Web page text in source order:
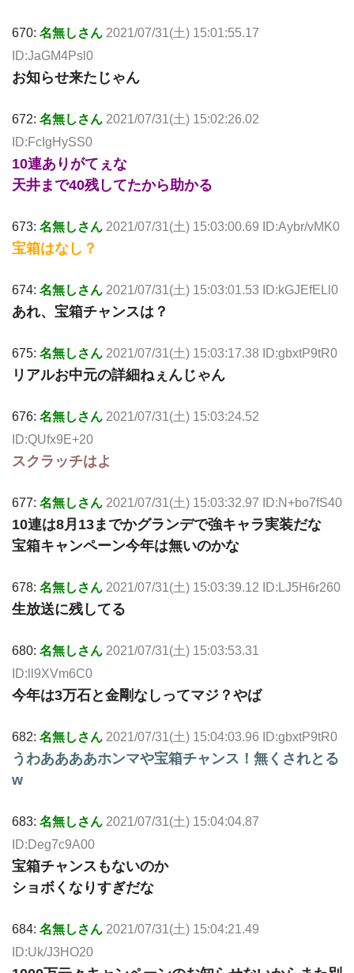
670: 名無しさん 2021/07/31(土) 15:01:55.17
ID:JaGM4Psl0
お知らせ来たじゃん
672: 名無しさん 2021/07/31(土) 15:02:26.02
ID:FcIgHySS0
10連ありがてぇな
天井まで40残してたから助かる
673: 名無しさん 2021/07/31(土) 15:03:00.69 ID:Aybr/vMK0
宝箱はなし？
674: 名無しさん 2021/07/31(土) 15:03:01.53 ID:kGJEfELl0
あれ、宝箱チャンスは？
675: 名無しさん 2021/07/31(土) 15:03:17.38 ID:gbxtP9tR0
リアルお中元の詳細ねぇんじゃん
676: 名無しさん 2021/07/31(土) 15:03:24.52
ID:QUfx9E+20
スクラッチはよ
677: 名無しさん 2021/07/31(土) 15:03:32.97 ID:N+bo7fS40
10連は8月13までかグランデで強キャラ実装だな
宝箱キャンペーン今年は無いのかな
678: 名無しさん 2021/07/31(土) 15:03:39.12 ID:LJ5H6r260
生放送に残してる
680: 名無しさん 2021/07/31(土) 15:03:53.31
ID:ll9XVm6C0
今年は3万石と金剛なしってマジ？やば
682: 名無しさん 2021/07/31(土) 15:04:03.96 ID:gbxtP9tR0
うわああああホンマや宝箱チャンス！無くされとる
w
683: 名無しさん 2021/07/31(土) 15:04:04.87
ID:Deg7c9A00
宝箱チャンスもないのか
ショボくなりすぎだな
684: 名無しさん 2021/07/31(土) 15:04:21.49
ID:Uk/J3HO20